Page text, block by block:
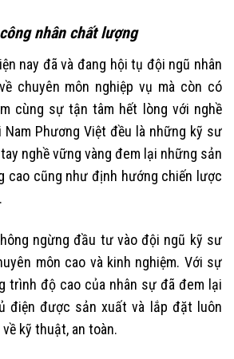
nhân chất lượng
nay đã và đang hội tụ đội ngũ nhân
chuyên môn nghiệp vụ mà còn có
cùng sự tận tâm hết lòng với nghề
Nam Phương Việt đều là những kỹ sư
nghề vững vàng đem lại những sản
cao cũng như định hướng chiến lược
ngừng đầu tư vào đội ngũ kỹ sư
môn cao và kinh nghiệm. Với sự
trình độ cao của nhân sự đã đem lại
điện được sản xuất và lắp đặt luôn
kỹ thuật, an toàn.